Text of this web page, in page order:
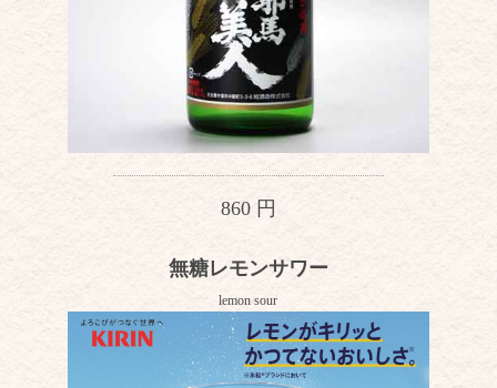
860 円
無糖レモンサワー
lemon sour